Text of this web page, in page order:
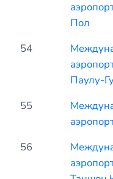
Пол
54
Паулу-
55
56